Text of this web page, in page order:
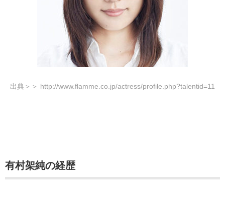
出典＞＞ http://www.flamme.co.jp/actress/profile.php?talentid=11
有村架純の経歴